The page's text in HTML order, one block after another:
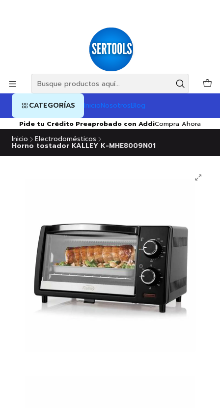
CATEGORÍAS InicioNosotrosBlog
Pide tu Crédito Preaprobado con AddiCompra Ahora
Inicio Electrodomésticos
Horno tostador KALLEY K-MHE8009N01